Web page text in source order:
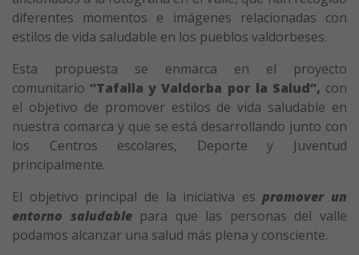
diferentes momentos e imágenes relacionadas con
estilos de vida saludable en los pueblos valdorbeses.
Esta propuesta se enmarca en el proyecto
comunitario“Tafalla y Valdorba por la Salud”, con
el objetivo de promover estilos de vida saludable en
nuestra comarca y que se está desarrollando junto con
los Centros escolares, Deporte y Juventud
principalmente.
El objetivo principal de la iniciativa espromover un
entorno saludablepara que las personas del valle
podamos alcanzar una salud más plena y consciente.